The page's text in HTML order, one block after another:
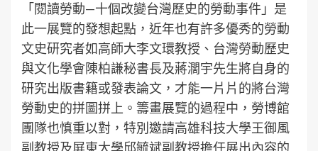
「閱讀勞動—十個改變台灣歷史的勞動事件」是
此一展覽的發想起點，近年也有許多優秀的勞動
文史研究者如高師大李文環教授、台灣勞動歷史
與文化學會陳柏謙秘書長及蔣濶宇先生將自身的
研究出版書籍或發表論文，才能一片片的將台灣
勞動史的拼圖拼上。籌畫展覽的過程中，勞博館
團隊也慎重以對，特別邀請高雄科技大學王御風
副教授及屏東大學邱毓斌副教授擔任展出內容的